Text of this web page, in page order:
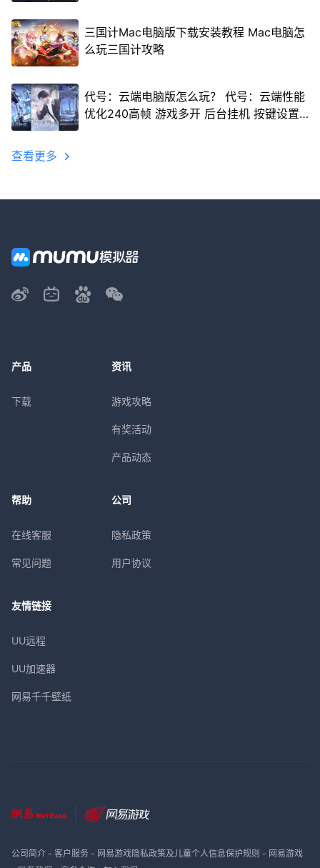
三国计Mac电脑版下载安装教程 Mac电脑怎
么玩三国计攻略
代号：云端电脑版怎么玩？ 代号：云端性能
优化240高帧 游戏多开 后台挂机 按键设置
查看更多
产品
下载
资讯
游戏攻略
有奖活动
产品动态
帮助
在线客服
常见问题
公司
隐私政策
用户协议
友情链接
UU远程
UU加速器
网易千千壁纸
公司简介- 客户服务- 网易游戏隐私政策及儿童个人信息保护规则 - 网易游戏